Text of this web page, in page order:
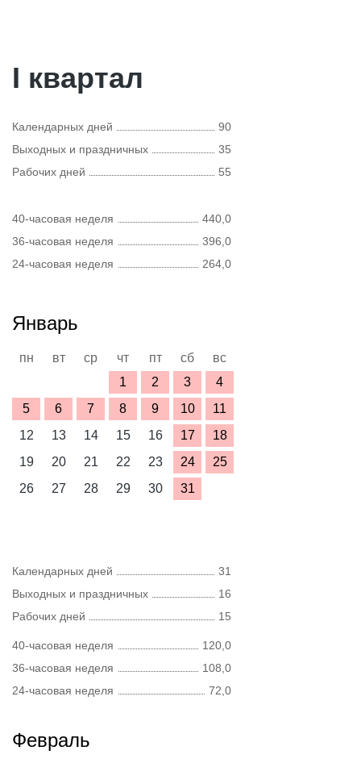
I квартал
Календарных дней
90
Выходных и праздничных
35
Рабочих дней
55
40-часовая неделя
440,0
36-часовая неделя
396,0
24-часовая неделя
264,0
Январь
пн вт ср чт пт сб
вс
1
2 3
4
5
6 7 8 9 10
11
12
13 14 15 16 17
18
19
20 21 22 23 24
25
26
27 28 29 30 31
Календарных дней
31
Выходных и праздничных
16
Рабочих дней
15
40-часовая неделя
120,0
36-часовая неделя
108,0
24-часовая неделя
72,0
Февраль